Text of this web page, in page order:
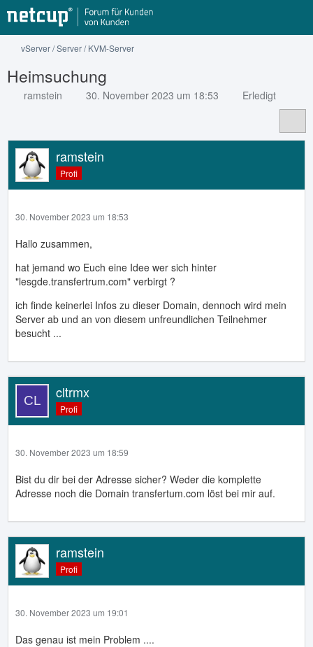
vServer / Server / KVM-Server
Heimsuchung
ramstein 30. November 2023 um 18:53 Erledigt
ramstein
Profi
30. November 2023 um 18:53
Hallo zusammen,
hat jemand wo Euch eine Idee wer sich hinter
"lesgde.transfertrum.com" verbirgt ?
ich finde keinerlei Infos zu dieser Domain, dennoch wird mein
Server ab und an von diesem unfreundlichen Teilnehmer
besucht ...
cltrmx
Profi
30. November 2023 um 18:59
Bist du dir bei der Adresse sicher? Weder die komplette
Adresse noch die Domain transfertum.com löst bei mir auf.
ramstein
Profi
30. November 2023 um 19:01
Das genau ist mein Problem ....